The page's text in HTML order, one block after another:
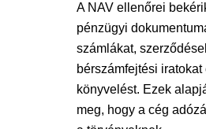
A NAV ellenőrei
pénzügyi
számlákat,
bérszámfejtési iratokat
könyvelést. Ezek
meg, hogy a cég